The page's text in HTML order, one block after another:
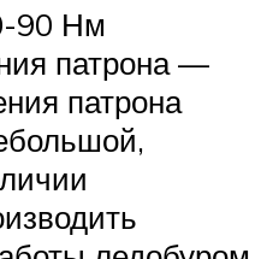
90 Нм
патрона —
патрона